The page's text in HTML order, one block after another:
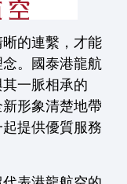
的連繫，才能
。國泰港龍航
一脈相承的
新形象清楚地帶
提供優質服務